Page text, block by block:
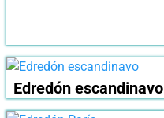
Edredón escandinavo